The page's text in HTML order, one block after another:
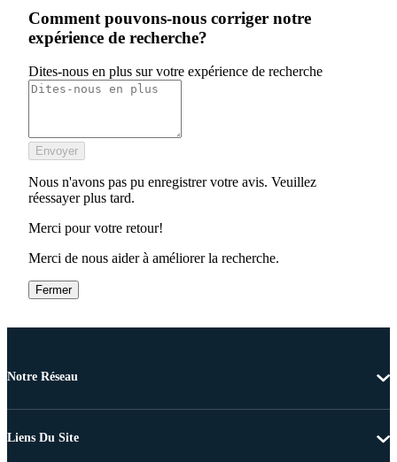
Comment pouvons-nous corriger notre
expérience de recherche?
Dites-nous en plus sur votre expérience de recherche
Envoyer
Nous n'avons pas pu enregistrer votre avis. Veuillez
réessayer plus tard.
Merci pour votre retour!
Merci de nous aider à améliorer la recherche.
Fermer
Notre Réseau
Liens Du Site